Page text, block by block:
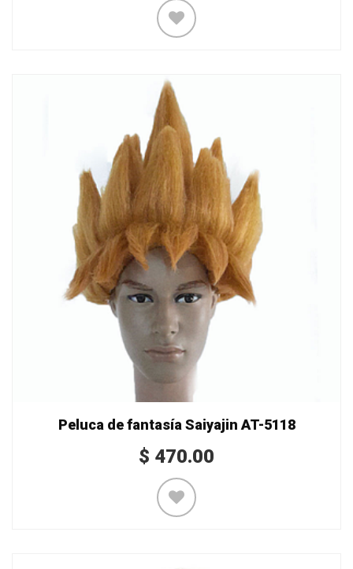
Peluca de fantasía Saiyajin AT-5118
$ 470.00